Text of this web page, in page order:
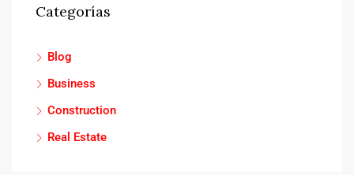
Categorías
Blog
Business
Construction
Real Estate